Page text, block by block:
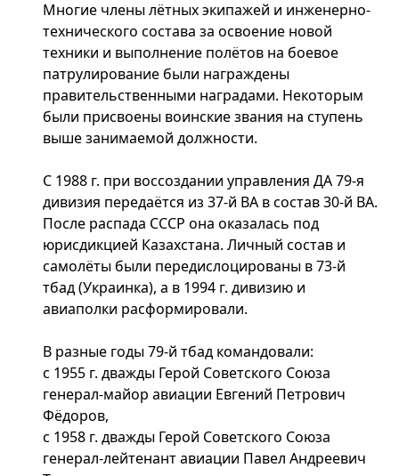
Многие члены лётных экипажей и инженерно-
технического состава за освоение новой
техники и выполнение полётов на боевое
патрулирование были награждены
правительственными наградами. Некоторым
были присвоены воинские звания на ступень
выше занимаемой должности.
С 1988 г. при воссоздании управления ДА 79-я
дивизия передаётся из 37-й ВА в состав 30-й ВА.
После распада СССР она оказалась под
юрисдикцией Казахстана. Личный состав и
самолёты были передислоцированы в 73-й
тбад (Украинка), а в 1994 г. дивизию и
авиаполки расформировали.
В разные годы 79-й тбад командовали:
с 1955 г. дважды Герой Советского Союза
генерал-майор авиации Евгений Петрович
Фёдоров,
с 1958 г. дважды Герой Советского Союза
генерал-лейтенант авиации Павел Андреевич